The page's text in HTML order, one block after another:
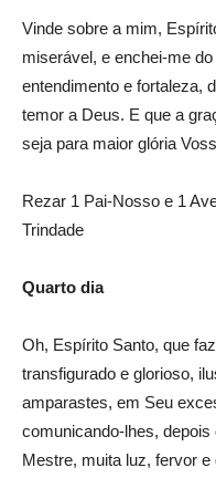
Vinde sobre a mim,
miserável, e enchei-me
entendimento e fortaleza,
temor a Deus. E que a
seja para maior glória
Rezar 1 Pai-Nosso e 1
Trindade
Quarto dia
Oh, Espírito Santo, que
transfigurado e glorioso,
amparastes, em Seu
comunicando-lhes,
Mestre, muita luz, fervor